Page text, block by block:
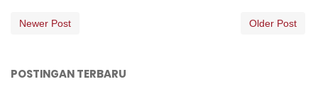
Newer Post Older Post
POSTINGAN TERBARU